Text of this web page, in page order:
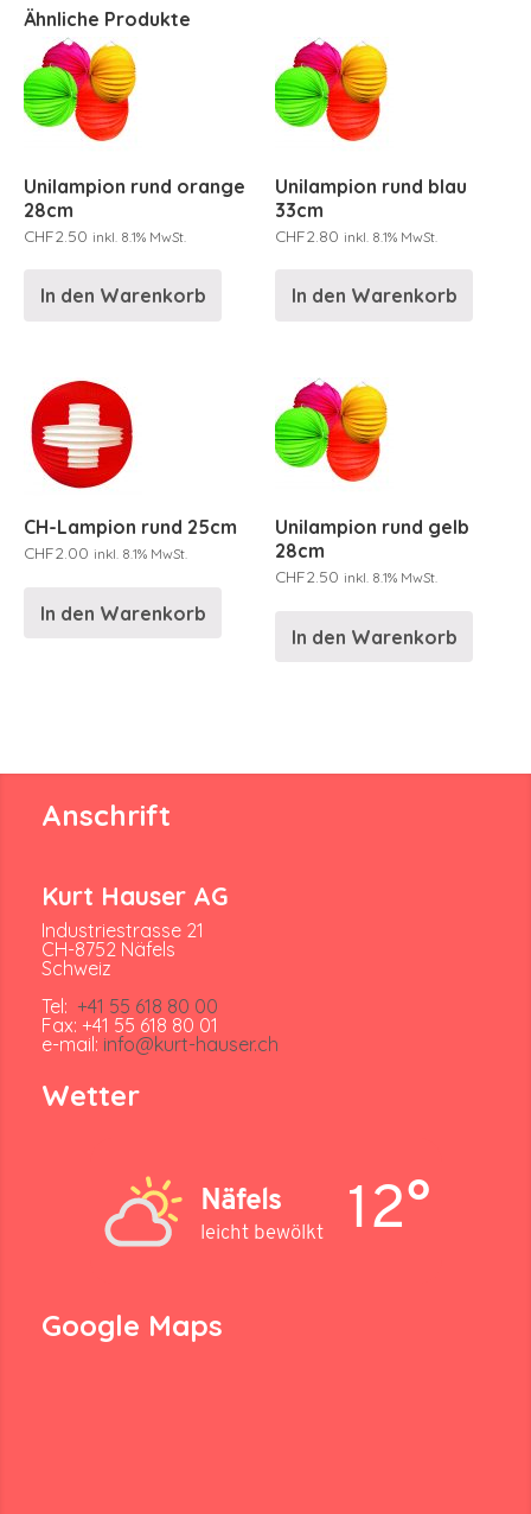
Ähnliche Produkte
Unilampion rund orange
28cm
CHF2.50 inkl. 8.1% MwSt.
In den Warenkorb
Unilampion rund blau
33cm
CHF2.80 inkl. 8.1% MwSt.
In den Warenkorb
CH-Lampion rund 25cm
CHF2.00 inkl. 8.1% MwSt.
In den Warenkorb
Unilampion rund gelb
28cm
CHF2.50 inkl. 8.1% MwSt.
In den Warenkorb
Anschrift
Kurt Hauser AG
Industriestrasse 21
CH-8752 Näfels
Schweiz
Tel: +41 55 618 80 00
Fax: +41 55 618 80 01
e-mail: info@kurt-hauser.ch
Wetter
Näfels
leicht bewölkt 12°
Google Maps